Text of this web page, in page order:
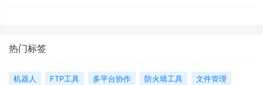
热门标签
机器人 FTP工具 多平台协作 防火墙工具
文件管理